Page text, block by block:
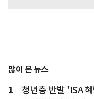
많이 본 뉴스
1
청년층 반발 'ISA